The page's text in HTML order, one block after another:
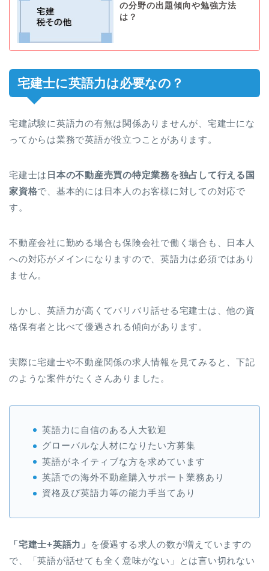
の分野の出題傾向や勉強方法
は？
宅建士に英語力は必要なの？
宅建試験に英語力の有無は関係ありませんが、宅建士にな
ってからは業務で英語が役立つことがあります。
宅建士は 日本の不動産売買の特定業務を独占して行える国
家資格で、基本的には日本人のお客様に対しての対応で
す。
不動産会社に勤める場合も保険会社で働く場合も、日本人
への対応がメインになりますので、英語力は必須ではあり
ません。
しかし、英語力が高くてバリバリ話せる宅建士は、他の資
格保有者と比べて優遇される傾向があります。
実際に宅建士や不動産関係の求人情報を見てみると、下記
のような案件がたくさんありました。
英語力に自信のある人大歓迎
グローバルな人材になりたい方募集
英語がネイティブな方を求めています
英語での海外不動産購入サポート業務あり
資格及び英語力等の能力手当てあり
「宅建士+英語力」
を優遇する求人の数が増えていますの
で、「英語が話せても全く意味がない」とは言い切れない